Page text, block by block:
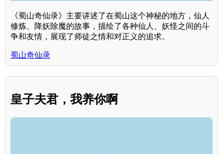
《蜀山奇仙录》主要讲述了在蜀山这个神秘的地方，仙人
修炼、降妖除魔的故事，描绘了各种仙人、妖怪之间的斗
争和友情，展现了师徒之情和对正义的追求。
蜀山奇仙录
皇子夫君，我养你啊